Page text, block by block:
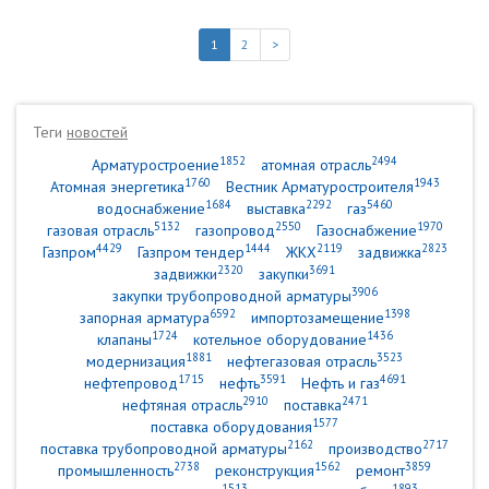
1 2 >
Теги новостей
Арматуростроение1852 атомная отрасль2494
Атомная энергетика1760 Вестник Арматуростроителя1943
водоснабжение1684 выставка2292 газ5460
газовая отрасль5132 газопровод2550 Газоснабжение1970
Газпром4429 Газпром тендер1444 ЖКХ2119 задвижка2823
задвижки2320 закупки3691
закупки трубопроводной арматуры3906
запорная арматура6592 импортозамещение1398
клапаны1724 котельное оборудование1436
модернизация1881 нефтегазовая отрасль3523
нефтепровод1715 нефть3591 Нефть и газ4691
нефтяная отрасль2910 поставка2471
поставка оборудования1577
поставка трубопроводной арматуры2162 производство2717
промышленность2738 реконструкция1562 ремонт3859